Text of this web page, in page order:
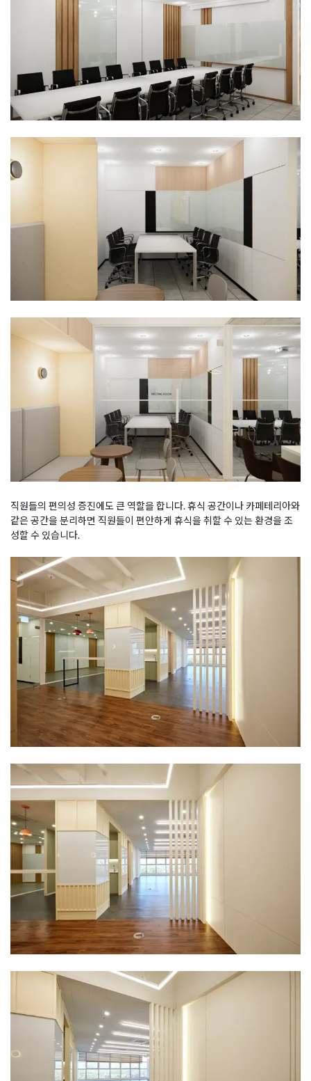
직원들의 편의성 증진에도 큰 역할을 합니다. 휴식 공간이나 카페테리아와
같은 공간을 분리하면 직원들이 편안하게 휴식을 취할 수 있는 환경을 조
성할 수 있습니다.